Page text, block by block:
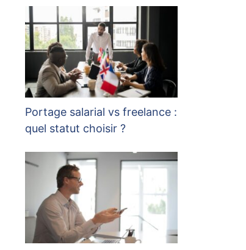
Portage salarial vs freelance :
quel statut choisir ?